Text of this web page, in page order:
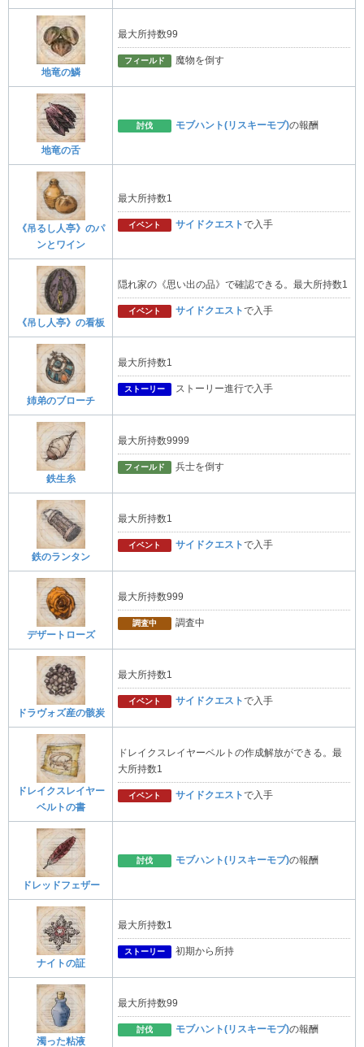
地竜の鱗
最大所持数99
フィールド 魔物を倒す
地竜の舌
討伐 モブハント(リスキーモブ)の報酬
《吊るし人亭》のパ
ンとワイン
最大所持数1
イベント サイドクエストで入手
《吊し人亭》の看板
隠れ家の《思い出の品》で確認できる。最大所持数1
イベント サイドクエストで入手
姉弟のブローチ
最大所持数1
ストーリー ストーリー進行で入手
鉄生糸
最大所持数9999
フィールド 兵士を倒す
鉄のランタン
最大所持数1
イベント サイドクエストで入手
デザートローズ
最大所持数999
調査中 調査中
ドラヴォズ産の骸炭
最大所持数1
イベント サイドクエストで入手
ドレイクスレイヤー
ベルトの書
ドレイクスレイヤーベルトの作成解放ができる。最
大所持数1
イベント サイドクエストで入手
ドレッドフェザー
討伐 モブハント(リスキーモブ)の報酬
ナイトの証
最大所持数1
ストーリー 初期から所持
濁った粘液
最大所持数99
討伐 モブハント(リスキーモブ)の報酬